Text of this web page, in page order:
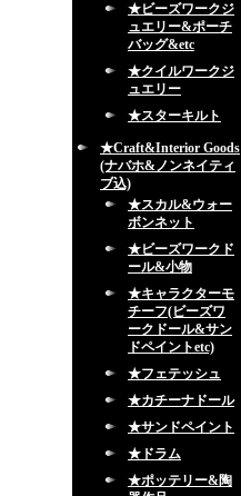
★ビーズワークジ
ュエリー&ポーチ
バッグ&etc
★クイルワークジ
ュエリー
★スターキルト
★Craft&Interior Goods
(ナバホ&ノンネイティ
ブ込)
★スカル&ウォー
ボンネット
★ビーズワークド
ール&小物
★キャラクターモ
チーフ(ビーズワ
ークドール&サン
ドペイントetc)
★フェテッシュ
★カチーナドール
★サンドペイント
★ドラム
★ポッテリー&陶